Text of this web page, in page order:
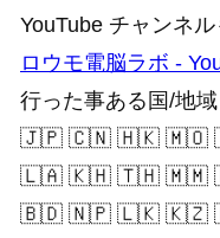
YouTube チャンネ
ロウモ電脳ラボ -
行った事ある国/地域
🇯🇵 🇨🇳 🇭🇰 🇲🇴
🇱🇦 🇰🇭 🇹🇭 🇲🇲
🇧🇩 🇳🇵 🇱🇰 🇰🇿